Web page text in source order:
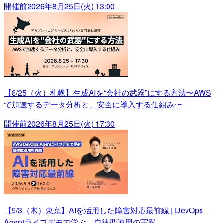
開催前2026年8月25日(火) 13:00
【8/25（火）札幌】生成AIを“会社の武器”にする方法〜AWS
で加速するデータ分析と、安全に導入する仕組み〜
開催前2026年8月25日(火) 17:30
【9/3（木）東京】AIを活用した障害対応最前線 | DevOps